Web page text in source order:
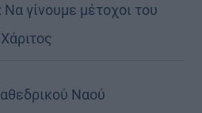
Να γίνουμε μέτοχοι του
Ναού